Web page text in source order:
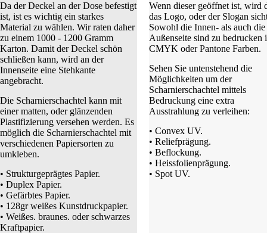
Da der Deckel an der Dose befestigt
ist, ist es wichtig ein starkes
Material zu wählen. Wir raten daher
zu einem 1000 - 1200 Gramm
Karton. Damit der Deckel schön
schließen kann, wird an der
Innenseite eine Stehkante
angebracht.
Die Scharnierschachtel kann mit
einer matten, oder glänzenden
Plastifizierung versehen werden. Es
möglich die Scharnierschachtel mit
verschiedenen Papiersorten zu
umkleben.
• Strukturgeprägtes Papier.
• Duplex Papier.
• Gefärbtes Papier.
• 128gr weißes Kunstdruckpapier.
• Weißes. braunes. oder schwarzes
Kraftpapier.
Wenn dieser geöffnet ist, wird
das Logo, oder der Slogan
Sowohl die Innen- als auch die
Außenseite sind zu bedrucken
CMYK oder Pantone Farben.
Sehen Sie untenstehend die
Möglichkeiten um der
Scharnierschachtel mittels
Bedruckung eine extra
Ausstrahlung zu verleihen:
• Convex UV.
• Reliefprägung.
• Beflockung.
• Heissfolienprägung.
• Spot UV.